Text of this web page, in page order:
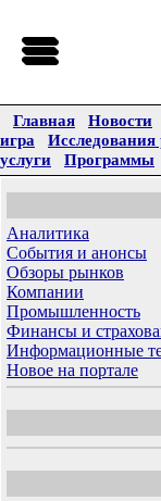
Главная Новости
игра
услуги
Программы
Аналитика
События и анонсы
Обзоры рынков
Компании
Промышленность
Финансы и
Информационные
Новое на портале